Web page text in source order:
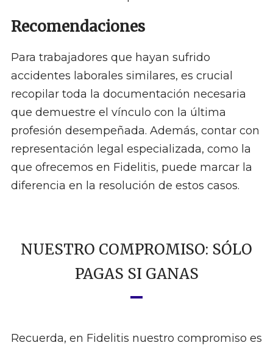
Recomendaciones
Para trabajadores que hayan sufrido
accidentes laborales similares, es crucial
recopilar toda la documentación necesaria
que demuestre el vínculo con la última
profesión desempeñada. Además, contar con
representación legal especializada, como la
que ofrecemos en Fidelitis, puede marcar la
diferencia en la resolución de estos casos.
NUESTRO COMPROMISO: SÓLO
PAGAS SI GANAS
Recuerda, en Fidelitis nuestro compromiso es